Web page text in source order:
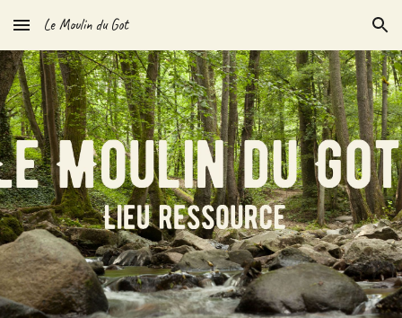
Skip to main content Skip to navigation
Le Moulin du Got